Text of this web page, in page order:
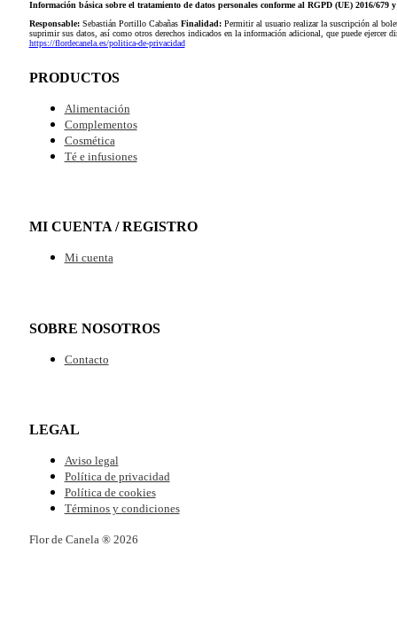
Información básica sobre el tratamiento de datos personales conforme al RGPD (UE) 2016/679
Responsable:Sebastián Portillo Cabañas Finalidad:Permitir al usuario realizar la suscripción al
suprimir sus datos, así como otros derechos indicados en la información adicional, que puede
https://flordecanela.es/politica-de-privacidad
PRODUCTOS
Alimentación
Complementos
Cosmética
Té e infusiones
MI CUENTA / REGISTRO
Mi cuenta
SOBRE NOSOTROS
Contacto
LEGAL
Aviso legal
Política de privacidad
Política de cookies
Términos y condiciones
Flor de Canela ® 2026